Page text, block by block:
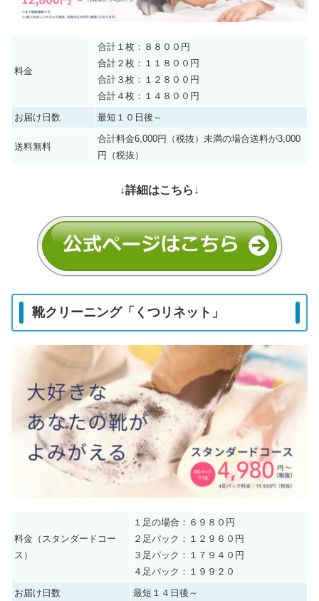
料金
合計１枚：８８００円
合計２枚：１１８００円
合計３枚：１２８００円
合計４枚：１４８００円
お届け日数
最短１０日後～
送料無料
合計料金6,000円（税抜）未満の場合送料が3,000
円（税抜）
↓詳細はこちら↓
靴クリーニング「くつリネット」
料金（スタンダードコー
ス）
１足の場合：６９８０円
２足パック：１２９６０円
３足パック：１７９４０円
４足パック：１９９２０
お届け日数
最短１４日後～